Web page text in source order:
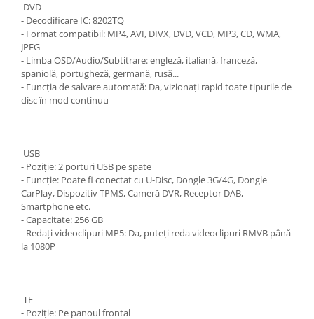
DVD
- Decodificare IC: 8202TQ
- Format compatibil: MP4, AVI, DIVX, DVD, VCD, MP3, CD, WMA,
JPEG
- Limba OSD/Audio/Subtitrare: engleză, italiană, franceză,
spaniolă, portugheză, germană, rusă...
- Funcția de salvare automată: Da, vizionați rapid toate tipurile de
disc în mod continuu
USB
- Poziție: 2 porturi USB pe spate
- Funcție: Poate fi conectat cu U-Disc, Dongle 3G/4G, Dongle
CarPlay, Dispozitiv TPMS, Cameră DVR, Receptor DAB,
Smartphone etc.
- Capacitate: 256 GB
- Redați videoclipuri MP5: Da, puteți reda videoclipuri RMVB până
la 1080P
TF
- Poziție: Pe panoul frontal